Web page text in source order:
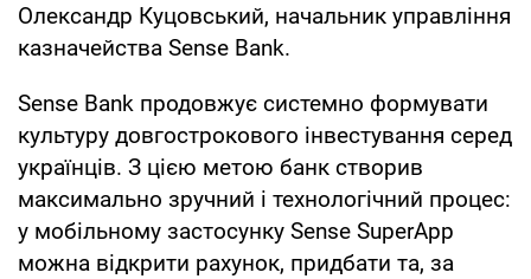
Олександр Куцовський, начальник управління
казначейства Sense Bank.
Sense Bank продовжує системно формувати
культуру довгострокового інвестування серед
українців. З цією метою банк створив
максимально зручний і технологічний процес:
у мобільному застосунку Sense SuperApp
можна відкрити рахунок, придбати та, за